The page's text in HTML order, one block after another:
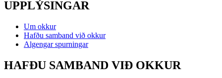
UPPLÝSINGAR
Um okkur
Hafðu samband við okkur
Algengar spurningar
HAFÐU SAMBAND VIÐ OKKUR